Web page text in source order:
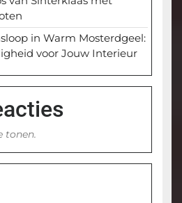
in Warm Mosterdgeel:
voor Jouw Interieur
tonen.